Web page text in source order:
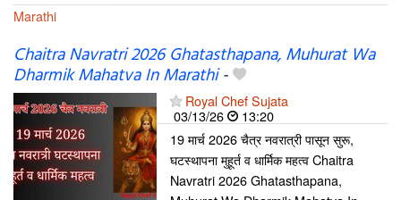
Marathi
Chaitra Navratri 2026 Ghatasthapana, Muhurat Wa
Dharmik Mahatva In Marathi-
Royal Chef Sujata
03/13/26
13:20
19 मार्च 2026 चैत्र नवरात्री पासून सुरू,
घटस्थापना मुहूर्त व धार्मिक महत्व Chaitra
Navratri 2026 Ghatasthapana,